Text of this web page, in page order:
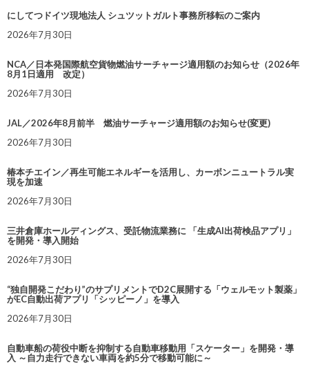
にしてつドイツ現地法人 シュツットガルト事務所移転のご案内
2026年7月30日
NCA／日本発国際航空貨物燃油サーチャージ適用額のお知らせ（2026年
8月1日適用 改定）
2026年7月30日
JAL／2026年8月前半 燃油サーチャージ適用額のお知らせ(変更)
2026年7月30日
椿本チエイン／再生可能エネルギーを活用し、カーボンニュートラル実
現を加速
2026年7月30日
三井倉庫ホールディングス、受託物流業務に 「生成AI出荷検品アプリ」
を開発・導入開始
2026年7月30日
“独自開発こだわり”のサプリメントでD2C展開する「ウェルモット製薬」
がEC自動出荷アプリ「シッピーノ」を導入
2026年7月30日
自動車船の荷役中断を抑制する自動車移動用「スケーター」を開発・導
入 ～自力走行できない車両を約5分で移動可能に～